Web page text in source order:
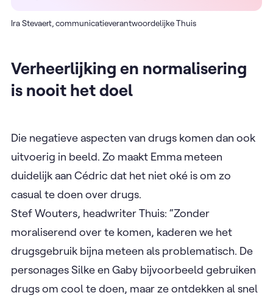
Ira Stevaert, communicatieverantwoordelijke Thuis
Verheerlijking en normalisering
is nooit het doel
Die negatieve aspecten van drugs komen dan ook
uitvoerig in beeld. Zo maakt Emma meteen
duidelijk aan Cédric dat het niet oké is om zo
casual te doen over drugs.
Stef Wouters, headwriter Thuis: “Zonder
moraliserend over te komen, kaderen we het
drugsgebruik bijna meteen als problematisch. De
personages Silke en Gaby bijvoorbeeld gebruiken
drugs om cool te doen, maar ze ontdekken al snel